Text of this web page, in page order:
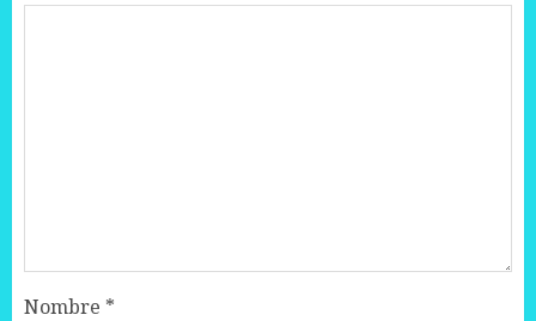
Nombre *